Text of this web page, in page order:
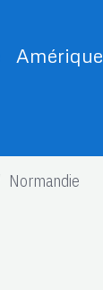
Amérique
Normandie